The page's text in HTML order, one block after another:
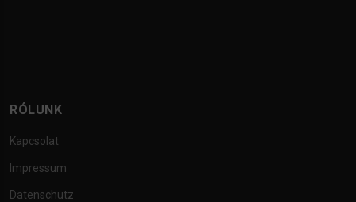
RÓLUNK
Kapcsolat
Impressum
Datenschutz